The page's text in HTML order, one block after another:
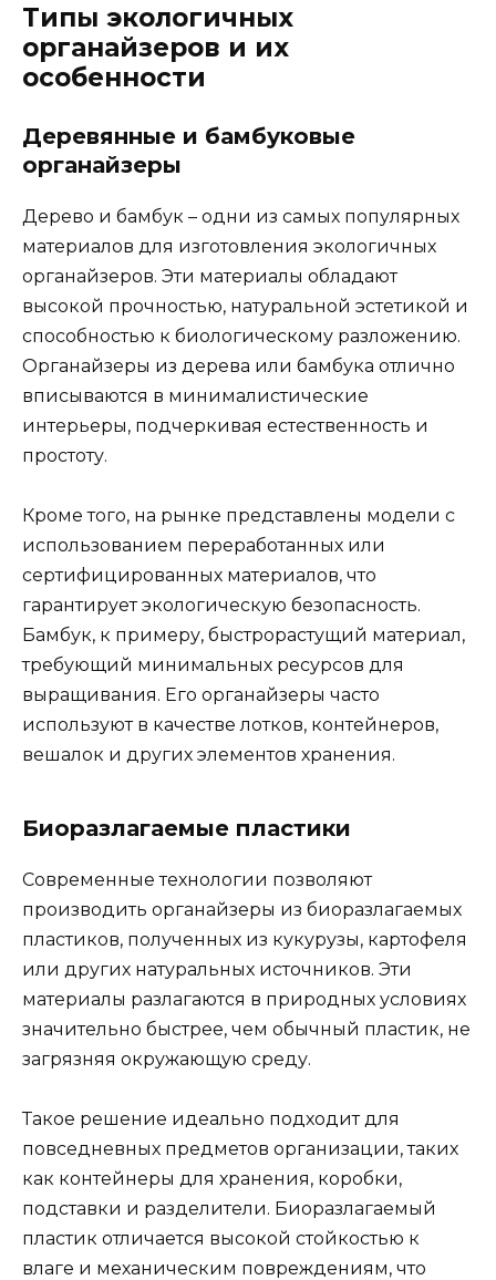
Типы экологичных
органайзеров и их
особенности
Деревянные и бамбуковые
органайзеры
Дерево и бамбук – одни из самых популярных
материалов для изготовления экологичных
органайзеров. Эти материалы обладают
высокой прочностью, натуральной эстетикой и
способностью к биологическому разложению.
Органайзеры из дерева или бамбука отлично
вписываются в минималистические
интерьеры, подчеркивая естественность и
простоту.
Кроме того, на рынке представлены модели с
использованием переработанных или
сертифицированных материалов, что
гарантирует экологическую безопасность.
Бамбук, к примеру, быстрорастущий материал,
требующий минимальных ресурсов для
выращивания. Его органайзеры часто
используют в качестве лотков, контейнеров,
вешалок и других элементов хранения.
Биоразлагаемые пластики
Современные технологии позволяют
производить органайзеры из биоразлагаемых
пластиков, полученных из кукурузы, картофеля
или других натуральных источников. Эти
материалы разлагаются в природных условиях
значительно быстрее, чем обычный пластик, не
загрязняя окружающую среду.
Такое решение идеально подходит для
повседневных предметов организации, таких
как контейнеры для хранения, коробки,
подставки и разделители. Биоразлагаемый
пластик отличается высокой стойкостью к
влаге и механическим повреждениям, что